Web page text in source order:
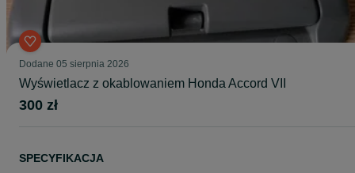
Dodane 05 sierpnia 2026
Wyświetlacz z okablowaniem Honda Accord VII
300 zł
SPECYFIKACJA